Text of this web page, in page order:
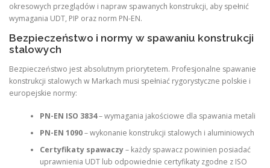
okresowych przeglądów i napraw spawanych konstrukcji, aby spełnić
wymagania UDT, PIP oraz norm PN-EN.
Bezpieczeństwo i normy w spawaniu konstrukcji
stalowych
Bezpieczeństwo jest absolutnym priorytetem. Profesjonalne spawanie
konstrukcji stalowych w Markach musi spełniać rygorystyczne polskie i
europejskie normy:
PN-EN ISO 3834– wymagania jakościowe dla spawania metali
PN-EN 1090– wykonanie konstrukcji stalowych i aluminiowych
Certyfikaty spawaczy– każdy spawacz powinien posiadać
uprawnienia UDT lub odpowiednie certyfikaty zgodne z ISO